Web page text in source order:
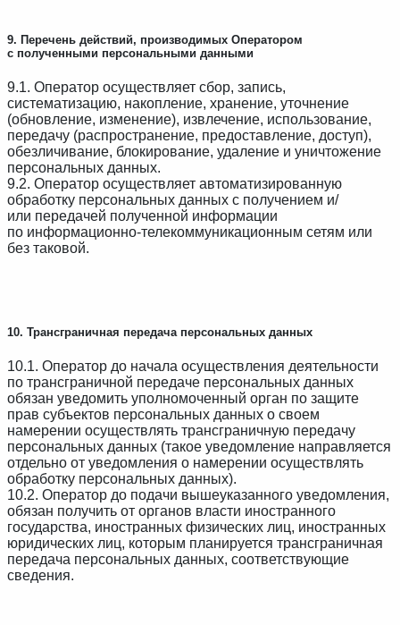
9. Перечень действий, производимых Оператором
с полученными персональными данными
9.1. Оператор осуществляет сбор, запись,
систематизацию, накопление, хранение, уточнение
(обновление, изменение), извлечение, использование,
передачу (распространение, предоставление, доступ),
обезличивание, блокирование, удаление и уничтожение
персональных данных.
9.2. Оператор осуществляет автоматизированную
обработку персональных данных с получением и/
или передачей полученной информации
по информационно-телекоммуникационным сетям или
без таковой.
10. Трансграничная передача персональных данных
10.1. Оператор до начала осуществления деятельности
по трансграничной передаче персональных данных
обязан уведомить уполномоченный орган по защите
прав субъектов персональных данных о своем
намерении осуществлять трансграничную передачу
персональных данных (такое уведомление направляется
отдельно от уведомления о намерении осуществлять
обработку персональных данных).
10.2. Оператор до подачи вышеуказанного уведомления,
обязан получить от органов власти иностранного
государства, иностранных физических лиц, иностранных
юридических лиц, которым планируется трансграничная
передача персональных данных, соответствующие
сведения.